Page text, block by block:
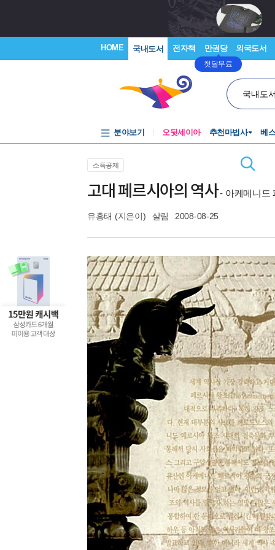
HOME 국내도서 전자책 만권당
첫달무료
외국도서
국내도
분야보기 오뒷세이아 추천마법사 베
소득공제
고대 페르시아의 역사- 아케메니드
유흥태 (지은이) 살림 2008-08-25